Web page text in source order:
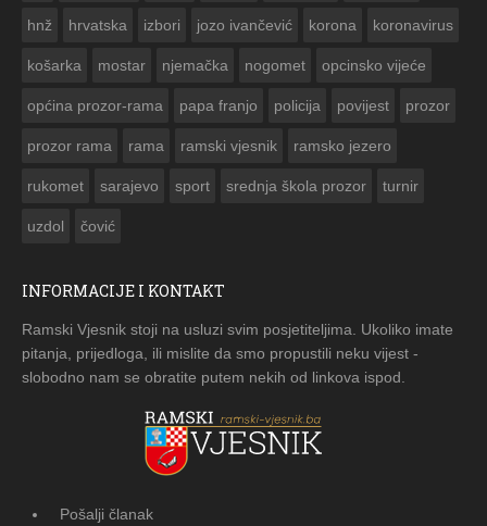
hnž hrvatska izbori jozo ivančević korona koronavirus
košarka mostar njemačka nogomet opcinsko vijeće
općina prozor-rama papa franjo policija povijest prozor
prozor rama rama ramski vjesnik ramsko jezero
rukomet sarajevo sport srednja škola prozor turnir
uzdol čović
INFORMACIJE I KONTAKT
Ramski Vjesnik stoji na usluzi svim posjetiteljima. Ukoliko imate
pitanja, prijedloga, ili mislite da smo propustili neku vijest -
slobodno nam se obratite putem nekih od linkova ispod.
Pošalji članak